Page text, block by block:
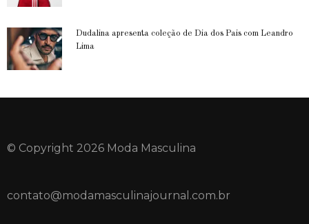
Dudalina apresenta coleção de Dia dos Pais com Leandro
Lima
© Copyright 2026 Moda Masculina
contato@modamasculinajournal.com.br